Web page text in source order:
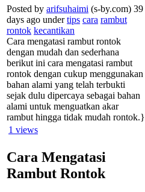
Posted by arifsuhaimi (s-by.com) 39
days ago undertips cara rambut
rontok kecantikan
Cara mengatasi rambut rontok
dengan mudah dan sederhana
berikut ini cara mengatasi rambut
rontok dengan cukup menggunakan
bahan alami yang telah terbukti
sejak dulu dipercaya sebagai bahan
alami untuk menguatkan akar
rambut hingga tidak mudah rontok.}
1 views
Cara Mengatasi
Rambut Rontok